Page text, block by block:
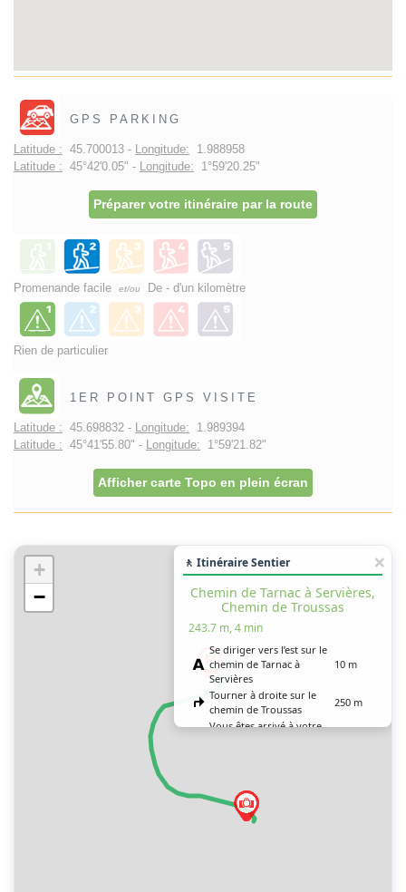
GPS PARKING
Latitude : 45.700013 - Longitude: 1.988958
Latitude : 45°42'0.05" - Longitude: 1°59'20.25"
Préparer votre itinéraire par la route
Promenande facile et/ou De - d'un kilomètre
Rien de particulier
1ER POINT GPS VISITE
Latitude : 45.698832 - Longitude: 1.989394
Latitude : 45°41'55.80" - Longitude: 1°59'21.82"
Afficher carte Topo en plein écran
+
−
🚶 Itinéraire Sentier
Chemin de Tarnac à Servières,
Chemin de Troussas
243.7 m, 4 min
Se diriger vers l’est sur le
chemin de Tarnac à
Servières
10 m
Tourner à droite sur le
chemin de Troussas
250 m
Vous êtes arrivé à votre